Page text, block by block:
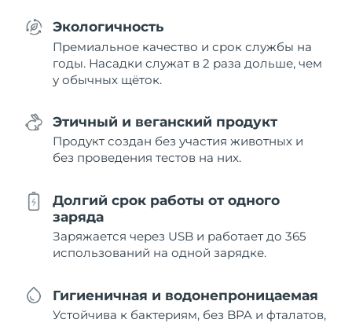
Экологичность
Премиальное качество и срок службы на
годы. Насадки служат в 2 раза дольше, чем
у обычных щёток.
Этичный и веганский продукт
Продукт создан без участия животных и
без проведения тестов на них.
Долгий срок работы от одного
заряда
Заряжается через USB и работает до 365
использований на одной зарядке.
Гигиеничная и водонепроницаемая
Устойчива к бактериям, без BPA и фталатов,